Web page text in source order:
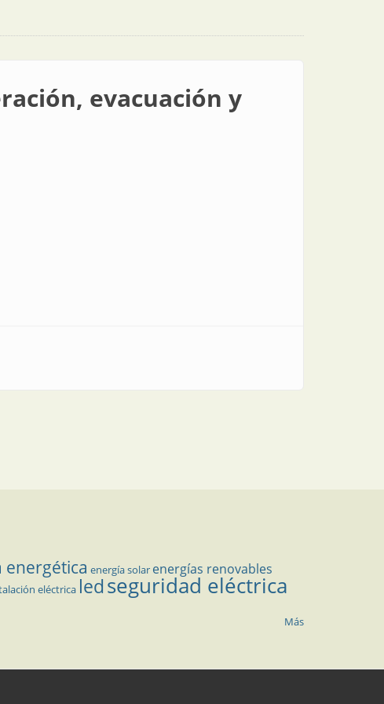
evacuación y
energética energía solar energías renovables
eléctrica ledseguridad eléctrica
Más